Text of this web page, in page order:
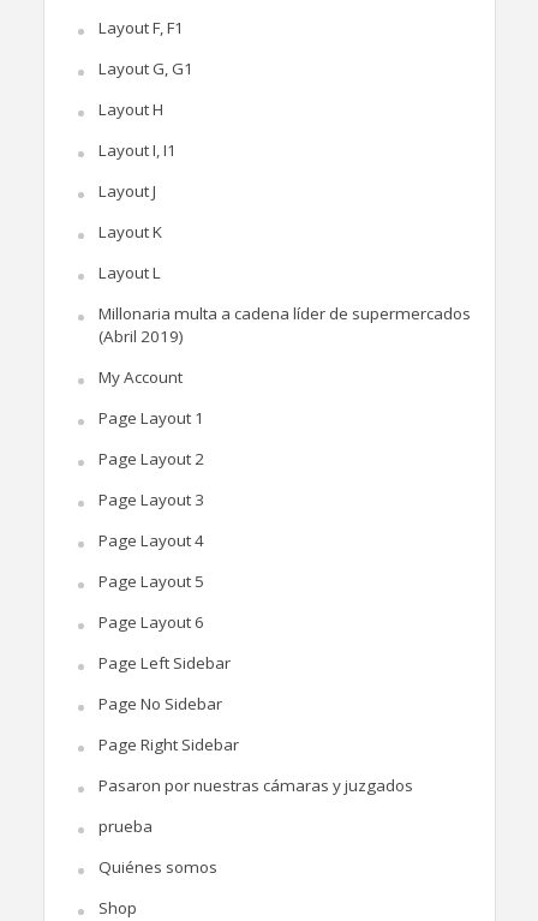
Layout F, F1
Layout G, G1
Layout H
Layout I, I1
Layout J
Layout K
Layout L
Millonaria multa a cadena líder de supermercados
(Abril 2019)
My Account
Page Layout 1
Page Layout 2
Page Layout 3
Page Layout 4
Page Layout 5
Page Layout 6
Page Left Sidebar
Page No Sidebar
Page Right Sidebar
Pasaron por nuestras cámaras y juzgados
prueba
Quiénes somos
Shop